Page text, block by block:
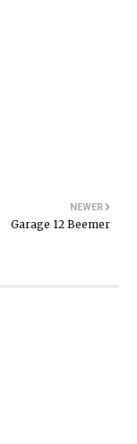
NEWER
Garage 12 Beemer